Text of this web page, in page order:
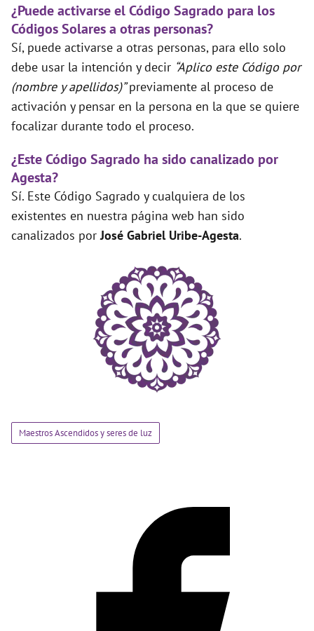
¿Puede activarse el Código Sagrado para los
Códigos Solares a otras personas?
Sí, puede activarse a otras personas, para ello solo
debe usar la intención y decir “Aplico este Código por
(nombre y apellidos)”previamente al proceso de
activación y pensar en la persona en la que se quiere
focalizar durante todo el proceso.
¿Este Código Sagrado ha sido canalizado por
Agesta?
Sí. Este Código Sagrado y cualquiera de los
existentes en nuestra página web han sido
canalizados porJosé Gabriel Uribe-Agesta.
Maestros Ascendidos y seres de luz